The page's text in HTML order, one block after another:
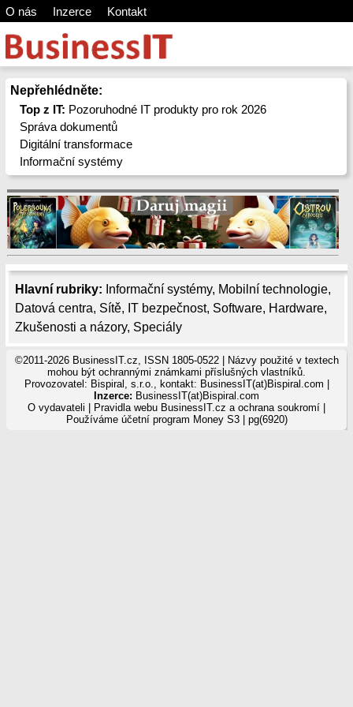
O nás Inzerce Kontakt
Nepřehlédněte:
Top z IT: Pozoruhodné IT produkty pro rok 2026
Správa dokumentů
Digitální transformace
Informační systémy
Hlavní rubriky: Informační systémy, Mobilní technologie,
Datová centra, Sítě, IT bezpečnost, Software, Hardware,
Zkušenosti a názory, Speciály
©2011-2026 BusinessIT.cz, ISSN 1805-0522 | Názvy použité v textech
mohou být ochrannými známkami příslušných vlastníků.
Provozovatel: Bispiral, s.r.o., kontakt: BusinessIT(at)Bispiral.com |
Inzerce: BusinessIT(at)Bispiral.com
O vydavateli
Pravidla webu BusinessIT.cz a ochrana soukromí
Používáme účetní program Money S3| pg(6920)